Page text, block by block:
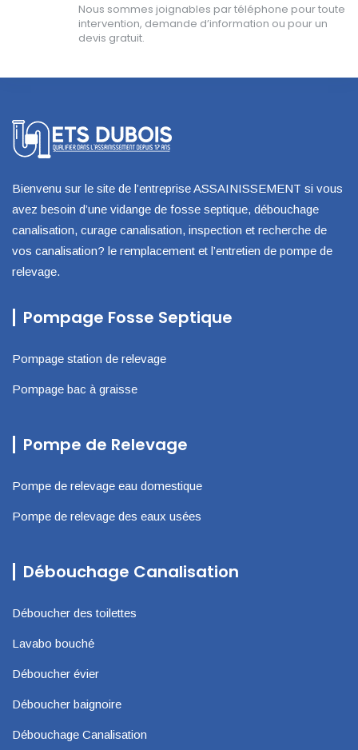
Nous sommes joignables par téléphone pour toute
intervention, demande d’information ou pour un
devis gratuit.
Bienvenu sur le site de l’entreprise ASSAINISSEMENT si vous
avez besoin d’une vidange de fosse septique, débouchage
canalisation, curage canalisation, inspection et recherche de
vos canalisation? le remplacement et l’entretien de pompe de
relevage.
Pompage Fosse Septique
Pompage station de relevage
Pompage bac à graisse
Pompe de Relevage
Pompe de relevage eau domestique
Pompe de relevage des eaux usées
Débouchage Canalisation
Déboucher des toilettes
Lavabo bouché
Déboucher évier
Déboucher baignoire
Débouchage Canalisation